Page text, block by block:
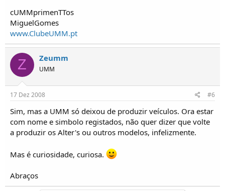
cUMMprimenTTos
MiguelGomes
www.ClubeUMM.pt
Z Zeumm
UMM
17 Dez 2008 #6
Sim, mas a UMM só deixou de produzir veículos. Ora estar
com nome e simbolo registados, não quer dizer que volte
a produzir os Alter's ou outros modelos, infelizmente.
Mas é curiosidade, curiosa.
Abraços